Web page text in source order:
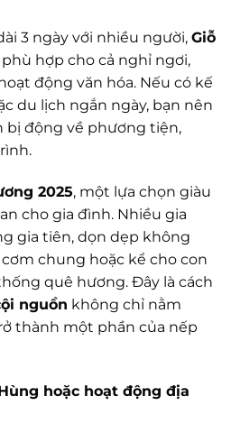
3 ngày với nhiều người, Giỗ
phù hợp cho cả nghỉ ngơi,
động văn hóa. Nếu có kế
du lịch ngắn ngày, bạn nên
bị động về phương tiện,
2025, một lựa chọn giàu
cho gia đình. Nhiều gia
gia tiên, dọn dẹp không
chung hoặc kể cho con
quê hương. Đây là cách
nguồn không chỉ nằm
thành một phần của nếp
hoặc hoạt động địa